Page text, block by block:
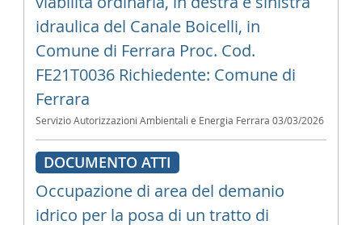
idraulica del Canale Boicelli, in
Comune di Ferrara Proc. Cod.
FE21T0036 Richiedente: Comune di
Ferrara
Servizio Autorizzazioni Ambientali e Energia Ferrara 03/03/2026
DOCUMENTO ATTI
Occupazione di area del demanio
idrico per la posa di un tratto di